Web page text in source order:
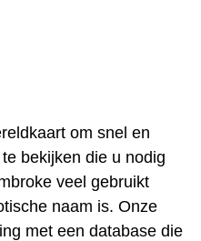
om snel en
bekijken die u nodig
veel gebruikt
naam is. Onze
met een database die